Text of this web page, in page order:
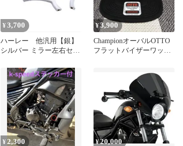
¥ 3,700
ハーレー 他汎用【銀】
シルバー ミラー左右セッ
属
¥3,900
ChampionオーバルOTTO
フラットバイザーワッペ
¥2,300 ¥20,000